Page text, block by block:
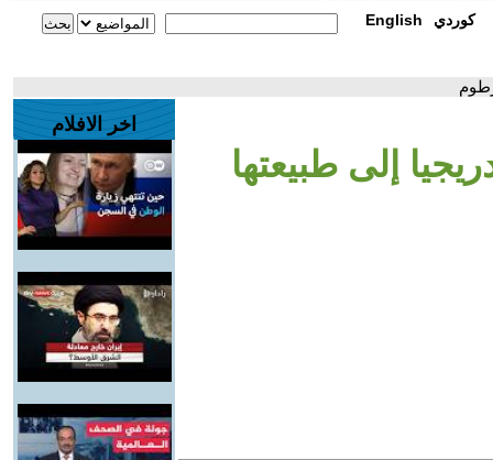
English كوردي
إلى طبيعتها
اخر الافلام